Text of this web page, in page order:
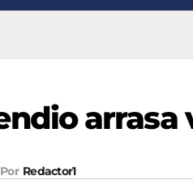
arrasa
Por Redactor1